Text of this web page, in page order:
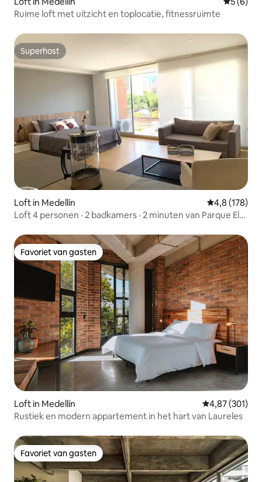
Ruime loft met uitzicht en toplocatie, fitnessruimte
Superhost
Superhost
Loft in Medellín Gemiddelde
4,8 (178)
Loft 4 personen · 2 badkamers · 2 minuten van Parque El
Favoriet van gasten
Favoriet van gasten
Loft in Medellín Gemiddelde
4,87 (301)
Rustiek en modern appartement in het hart van Laureles
Favoriet van gasten
Favoriet van gasten